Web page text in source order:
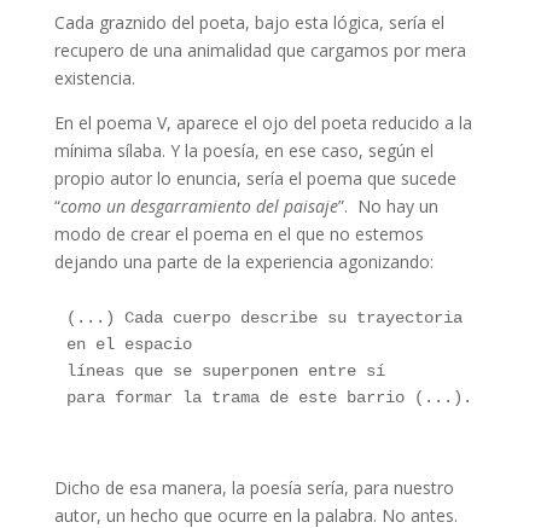
Cada graznido del poeta, bajo esta lógica, sería el
recupero de una animalidad que cargamos por mera
existencia.
En el poema V, aparece el ojo del poeta reducido a la
mínima sílaba. Y la poesía, en ese caso, según el
propio autor lo enuncia, sería el poema que sucede
“como un desgarramiento del paisaje”. No hay un
modo de crear el poema en el que no estemos
dejando una parte de la experiencia agonizando:
(...) Cada cuerpo describe su trayectoria
en el espacio
líneas que se superponen entre sí
para formar la trama de este barrio (...).
Dicho de esa manera, la poesía sería, para nuestro
autor, un hecho que ocurre en la palabra. No antes.